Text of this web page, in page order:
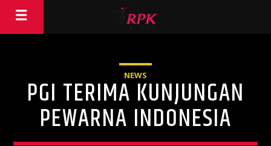
NEWS
PGI TERIMA KUNJUNGAN
PEWARNA INDONESIA